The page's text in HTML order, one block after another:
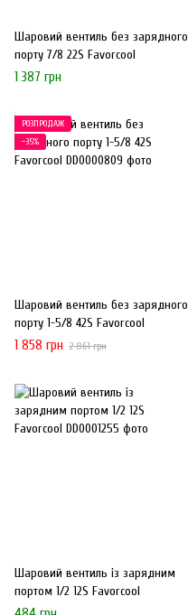
Шаровий вентиль без зарядного
порту 7/8 22S Favorcool
1 387 грн
РОЗПРОДАЖ
−35%
Шаровий вентиль без зарядного
порту 1-5/8 42S Favorcool
1 858 грн 2 861 грн
Шаровий вентиль із зарядним
портом 1/2 12S Favorcool